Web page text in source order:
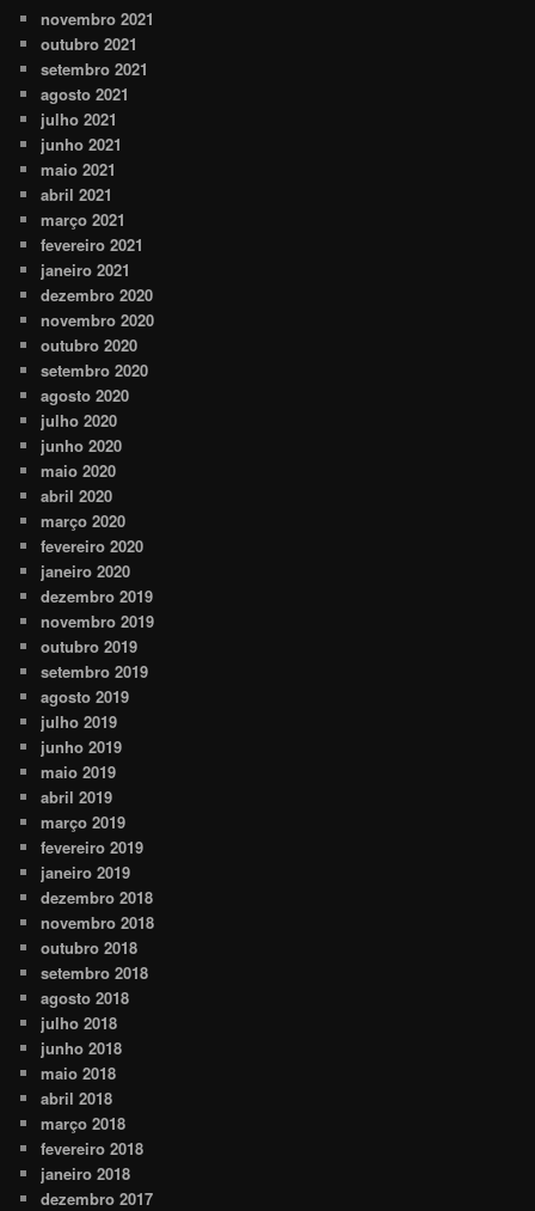
novembro 2021
outubro 2021
setembro 2021
agosto 2021
julho 2021
junho 2021
maio 2021
abril 2021
março 2021
fevereiro 2021
janeiro 2021
dezembro 2020
novembro 2020
outubro 2020
setembro 2020
agosto 2020
julho 2020
junho 2020
maio 2020
abril 2020
março 2020
fevereiro 2020
janeiro 2020
dezembro 2019
novembro 2019
outubro 2019
setembro 2019
agosto 2019
julho 2019
junho 2019
maio 2019
abril 2019
março 2019
fevereiro 2019
janeiro 2019
dezembro 2018
novembro 2018
outubro 2018
setembro 2018
agosto 2018
julho 2018
junho 2018
maio 2018
abril 2018
março 2018
fevereiro 2018
janeiro 2018
dezembro 2017